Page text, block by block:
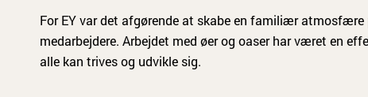
For EY var det afgørende at skabe en familiær
medarbejdere. Arbejdet med øer og oaser har været en
alle kan trives og udvikle sig.